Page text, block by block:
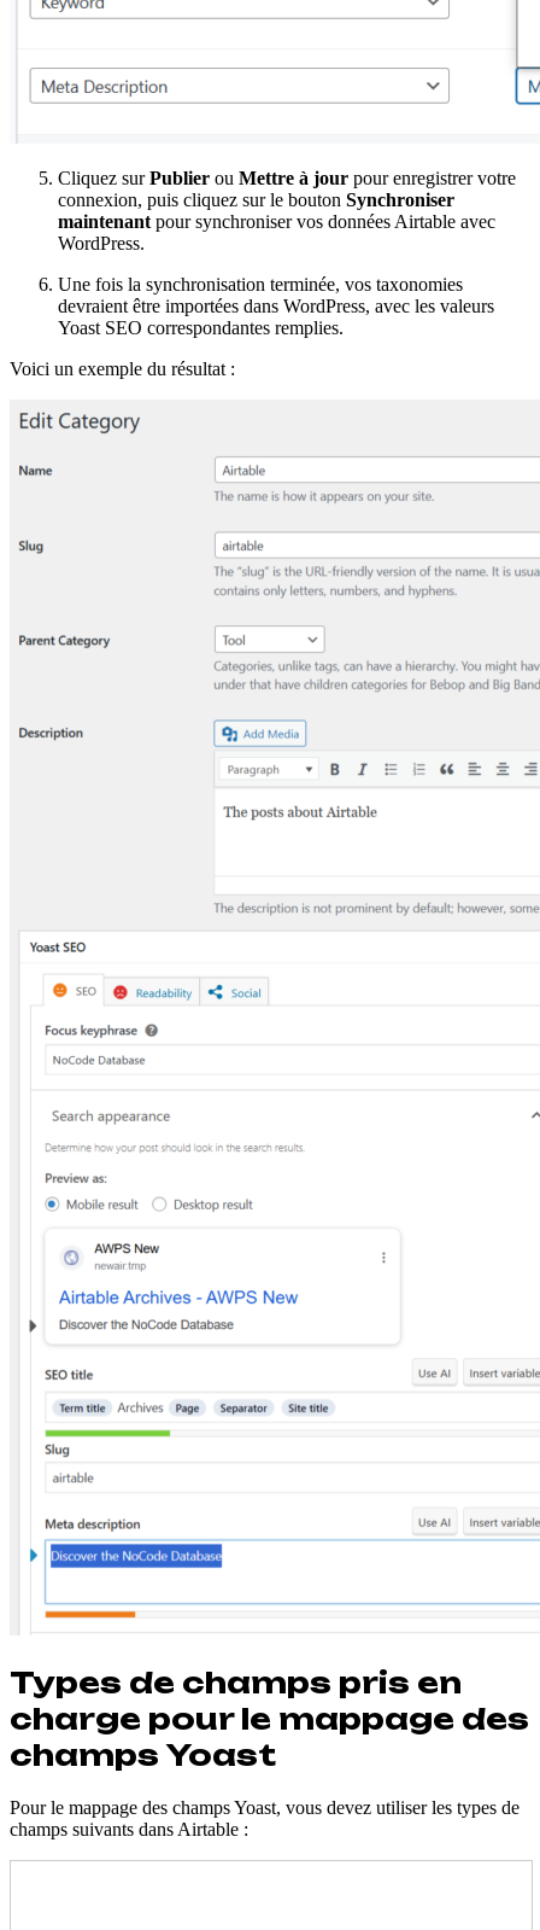
Cliquez surPublier ou Mettre à jour pour enregistrer votre
connexion, puis cliquez sur le bouton Synchroniser
maintenant pour synchroniser vos données Airtable avec
WordPress.
Une fois la synchronisation terminée, vos taxonomies
devraient être importées dans WordPress, avec les valeurs
Yoast SEO correspondantes remplies.
Voici un exemple du résultat :
Types de champs pris en
charge pour le mappage des
champs Yoast
Pour le mappage des champs Yoast, vous devez utiliser les types de
champs suivants dans Airtable :